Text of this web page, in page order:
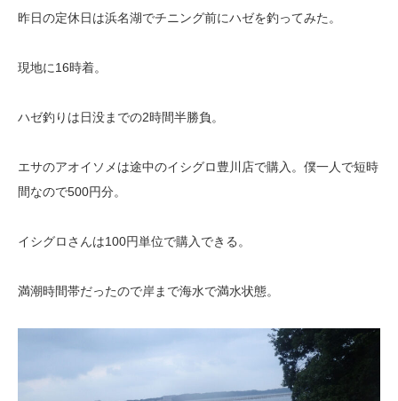
昨日の定休日は浜名湖でチニング前にハゼを釣ってみた。
現地に16時着。
ハゼ釣りは日没までの2時間半勝負。
エサのアオイソメは途中のイシグロ豊川店で購入。僕一人で短時
間なので500円分。
イシグロさんは100円単位で購入できる。
満潮時間帯だったので岸まで海水で満水状態。